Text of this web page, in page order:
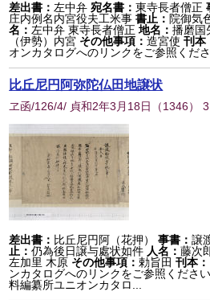
差出書： 左中弁 宛名書：東寺長者僧正
庄内例名内宮役夫工米事書止： 院御気
名： 左中弁 東寺長者僧正 地名：播磨国
（伊勢）内宮 その他事項：造宮使刊本
オンカタログへのリンクをご参照くださ
比丘尼円阿弥陀仏田地譲状
ヱ函/126/4/ 貞和2年3月18日 （1346）
差出書： 比丘尼円阿（花押） 事書：譲
止：仍為後日譲与處状如件 人名：藤次
左加里 木原 その他事項：勅旨田刊本：
ンカタログへのリンクをご参照ください
料編纂所ユニオンカタロ...